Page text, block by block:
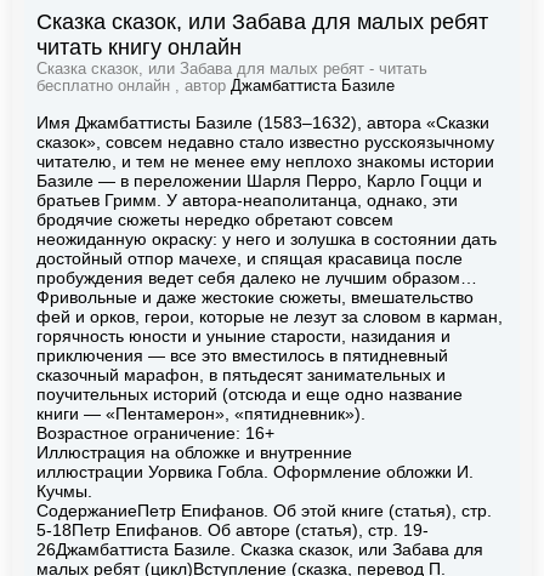
Сказка сказок, или Забава для малых ребят
читать книгу онлайн
Сказка сказок, или Забава для малых ребят - читать
бесплатно онлайн , автор Джамбаттиста Базиле
Имя Джамбаттисты Базиле (1583–1632), автора «Сказки
сказок», совсем недавно стало известно русскоязычному
читателю, и тем не менее ему неплохо знакомы истории
Базиле — в переложении Шарля Перро, Карло Гоцци и
братьев Гримм. У автора-неаполитанца, однако, эти
бродячие сюжеты нередко обретают совсем
неожиданную окраску: у него и золушка в состоянии дать
достойный отпор мачехе, и спящая красавица после
пробуждения ведет себя далеко не лучшим образом…
Фривольные и даже жестокие сюжеты, вмешательство
фей и орков, герои, которые не лезут за словом в карман,
горячность юности и уныние старости, назидания и
приключения — все это вместилось в пятидневный
сказочный марафон, в пятьдесят занимательных и
поучительных историй (отсюда и еще одно название
книги — «Пентамерон», «пятидневник»).
Возрастное ограничение: 16+
Иллюстрация на обложке и внутренние
иллюстрации Уорвика Гобла. Оформление обложки И.
Кучмы.
СодержаниеПетр Епифанов. Об этой книге (статья), стр.
5-18Петр Епифанов. Об авторе (статья), стр. 19-
26Джамбаттиста Базиле. Сказка сказок, или Забава для
малых ребят (цикл)Вступление (сказка, перевод П.